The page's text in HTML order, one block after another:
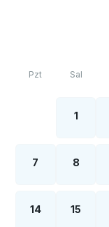
Pzt Sal
1
7 8
14 15